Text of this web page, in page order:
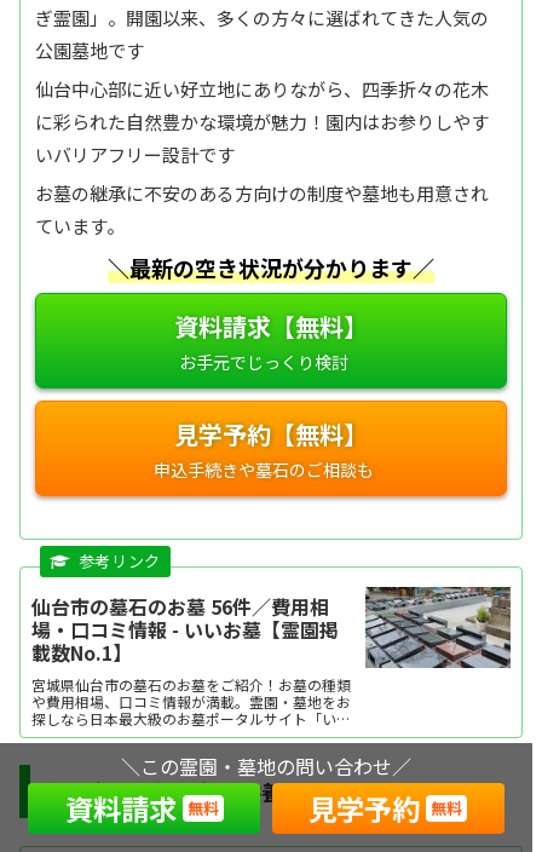
ぎ霊園」。開園以来、多くの方々に選ばれてきた人気の
公園墓地です
仙台中心部に近い好立地にありながら、四季折々の花木
に彩られた自然豊かな環境が魅力！園内はお参りしやす
いバリアフリー設計です
お墓の継承に不安のある方向けの制度や墓地も用意され
ています。
＼最新の空き状況が分かります／
資料請求【無料】
見学予約【無料】
仙台市の墓石のお墓 56件／費用相
場・口コミ情報 - いいお墓【霊園掲
載数No.1】
宮城県仙台市の墓石のお墓をご紹介！お墓の種類
や費用相場、口コミ情報が満載。霊園・墓地をお
探しなら日本最大級のお墓ポータルサイト「いい
お墓」にお任せください。資料請求・見学予約・
店の選び方など、お墓探しに役立つ情報も提供
中。
仙台市で人気の永代供養墓はこちら
＼この霊園・墓地の問い合わせ／
資料請求 無料 見学予約 無料